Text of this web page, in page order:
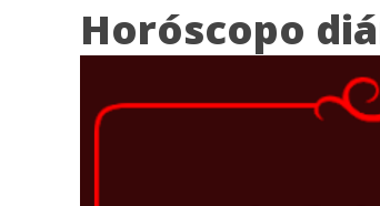
Horóscopo